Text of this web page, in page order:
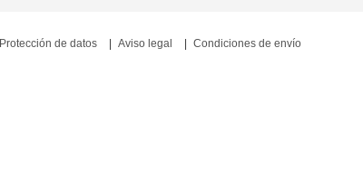
Protección de datos Aviso legal Condiciones de envío